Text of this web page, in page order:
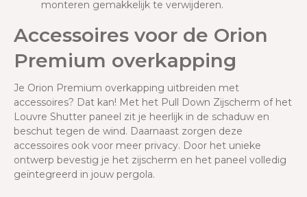
monteren gemakkelijk te verwijderen.
Accessoires voor de Orion
Premium overkapping
Je Orion Premium overkapping uitbreiden met
accessoires? Dat kan! Met het Pull Down Zijscherm of het
Louvre Shutter paneel zit je heerlijk in de schaduw en
beschut tegen de wind. Daarnaast zorgen deze
accessoires ook voor meer privacy. Door het unieke
ontwerp bevestig je het zijscherm en het paneel volledig
geïntegreerd in jouw pergola.